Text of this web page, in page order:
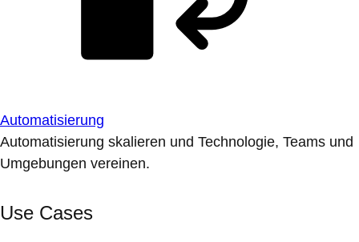
Automatisierung
Automatisierung skalieren und Technologie, Teams und
Umgebungen vereinen.
Use Cases